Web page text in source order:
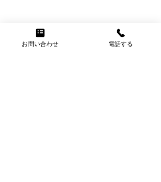
お問い合わせ 電話する